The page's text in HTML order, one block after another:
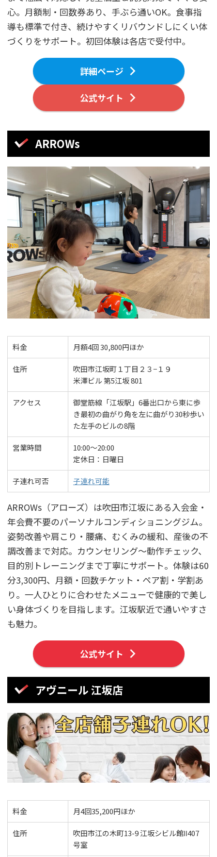
心。月額制・回数券あり、手ぶら通いOK。食事指
導も標準で付き、続けやすくリバウンドしにくい体
づくりをサポート。初回体験は各店で受付中。
詳細ページ
公式サイト
ARROWs
料金 月額4回 30,800円ほか
住所
吹田市江坂町１丁目２３−１９
米澤ビル 第5江坂 801
アクセス
御堂筋線「江坂駅」6番出口から東に歩
き最初の曲がり角を左に曲がり30秒歩い
た左手のビルの8階
営業時間
10:00〜20:00
定休日：日曜日
子連れ可否 子連れ可能
ARROWs（アローズ）は吹田市江坂にある入会金・
年会費不要のパーソナルコンディショニングジム。
姿勢改善や肩こり・腰痛、むくみの緩和、産後の不
調改善まで対応。カウンセリング〜動作チェック、
目的別トレーニングまで丁寧にサポート。体験は60
分3,300円、月額・回数チケット・ペア割・学割あ
り。一人ひとりに合わせたメニューで健康的で美し
い身体づくりを目指します。江坂駅近で通いやすさ
も魅力。
公式サイト
アヴニール 江坂店
料金 月4回35,200円ほか
住所
吹田市江の木町13-9 江坂シビル館Ⅱ407
号室